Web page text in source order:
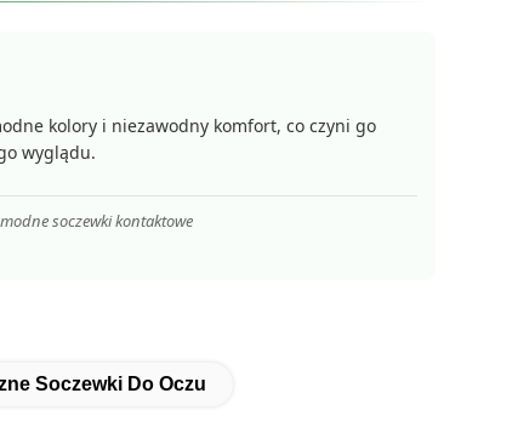
kolory i niezawodny komfort, co czyni go
wyglądu.
soczewki kontaktowe
Soczewki Do Oczu